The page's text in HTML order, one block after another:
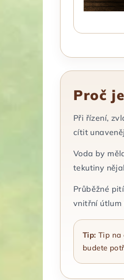
Proč
Při řízení,
cítit
Voda by
tekutiny
Průběžné
vnitřní útlum
Tip: Tip na
budete